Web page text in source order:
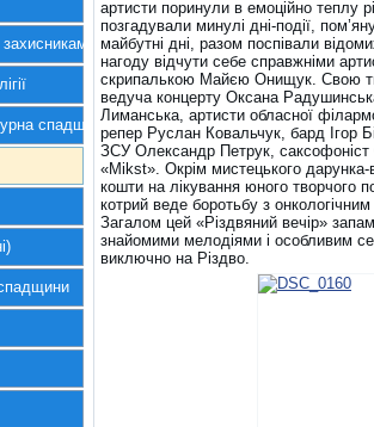
України
спадщина
артисти поринули в емоційно теплу
позгадували минулі дні-події,
майбутні дні, разом поспівали
нагоду відчути себе справжніми
скрипалькою Майєю Онищук. Свою
ведуча концерту Оксана
Лиманська, артисти обласної
репер Руслан Ковальчук, бард Ігор
ЗСУ Олександр Петрук,
«Mіkst». Окрім мистецького
кошти на лікування юного творчого
котрий веде боротьбу з
Загалом цей «Різдвяний вечір»
знайомими мелодіями і особливим
виключно на Різдво.